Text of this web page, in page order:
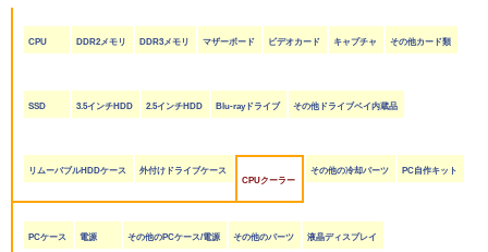
CPU DDR2メモリ DDR3メモリ マザーボード ビデオカード キャプチャ その他カード類
SSD 3.5インチHDD 2.5インチHDD Blu-rayドライブ その他ドライブベイ内蔵品
リムーバブルHDDケース
外付けドライブケース
CPUクーラー
その他の冷却パーツ PC自作キット
PCケース 電源 その他のPCケース/電源 その他のパーツ 液晶ディスプレイ